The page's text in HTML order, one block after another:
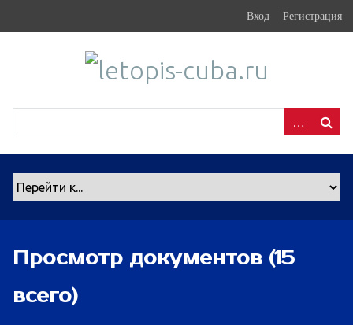
Вход Регистрация
Просмотр документов (15
всего)